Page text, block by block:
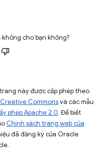
cho bạn không?
này được cấp phép theo
Commonsvà các mẫu
phép Apache 2.0. Để biết
Chính sách trang web của
đã đăng ký của Oracle